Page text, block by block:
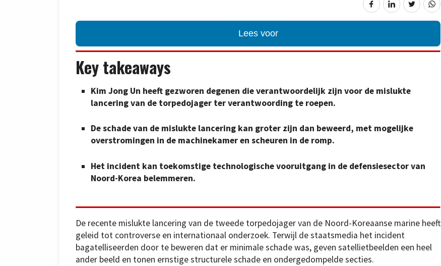
Lees voor
Key takeaways
Kim Jong Un heeft gezworen degenen die verantwoordelijk zijn voor de mislukte
lancering van de torpedojager ter verantwoording te roepen.
De schade van de mislukte lancering kan groter zijn dan beweerd, met mogelijke
overstromingen in de machinekamer en scheuren in de romp.
Het incident kan toekomstige technologische vooruitgang in de defensiesector van
Noord-Korea belemmeren.
De recente mislukte lancering van de tweede torpedojager van de Noord-Koreaanse marine heeft
geleid tot controverse en internationaal onderzoek. Terwijl de staatsmedia het incident
bagatelliseerden door te beweren dat er minimale schade was, geven satellietbeelden een heel
ander beeld en tonen ernstige structurele schade en ondergedompelde secties.